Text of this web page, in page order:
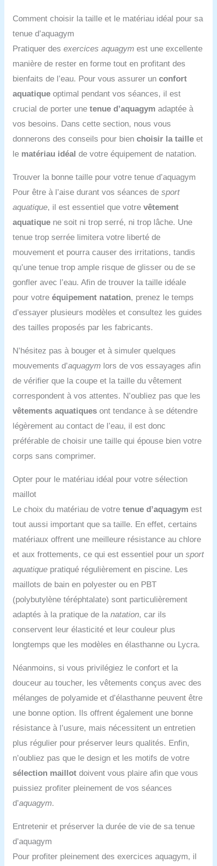
surf, la plongée avec
l'aquagym et bien plus
encore. Au quotidien ou
pour vos loisirs en plein
air, c'est le choix idéal
pour une protection
cadeau parfait pour la
Fête des Pères ou un
qui affirme votre
la silhouette en valeur —
idéal pour l’entraînement
et la compétition. Tenue
durable & entretien facile
: Garde sa forme et son
entraînements fréquents
— résistant à l’élasticité et
Entretien : lavage à la
main à l’eau froide
Comment choisir la taille et le matériau idéal pour sa
tenue d’aquagym
Pratiquer desexercices aquagym est une excellente
manière de rester en forme tout en profitant des
bienfaits de l’eau. Pour vous assurer unconfort
aquatique optimal pendant vos séances, il est
crucial de porter unetenue d’aquagym adaptée à
vos besoins. Dans cette section, nous vous
donnerons des conseils pour bienchoisir la taille et
le matériau idéal de votre équipement de natation.
Trouver la bonne taille pour votre tenue d’aquagym
Pour être à l’aise durant vos séances desport
aquatique, il est essentiel que votrevêtement
aquatique ne soit ni trop serré, ni trop lâche. Une
tenue trop serrée limitera votre liberté de
mouvement et pourra causer des irritations, tandis
qu’une tenue trop ample risque de glisser ou de se
gonfler avec l’eau. Afin de trouver la taille idéale
pour votreéquipement natation, prenez le temps
d’essayer plusieurs modèles et consultez les guides
des tailles proposés par les fabricants.
N’hésitez pas à bouger et à simuler quelques
mouvements d’aquagym lors de vos essayages afin
de vérifier que la coupe et la taille du vêtement
correspondent à vos attentes. N’oubliez pas que les
vêtements aquatiques ont tendance à se détendre
légèrement au contact de l’eau, il est donc
préférable de choisir une taille qui épouse bien votre
corps sans comprimer.
Opter pour le matériau idéal pour votre sélection
maillot
Le choix du matériau de votretenue d’aquagym est
tout aussi important que sa taille. En effet, certains
matériaux offrent une meilleure résistance au chlore
et aux frottements, ce qui est essentiel pour unsport
aquatique pratiqué régulièrement en piscine. Les
maillots de bain en polyester ou en PBT
(polybutylène téréphtalate) sont particulièrement
adaptés à la pratique de lanatation, car ils
conservent leur élasticité et leur couleur plus
longtemps que les modèles en élasthanne ou Lycra.
Néanmoins, si vous privilégiez le confort et la
douceur au toucher, les vêtements conçus avec des
mélanges de polyamide et d’élasthanne peuvent être
une bonne option. Ils offrent également une bonne
résistance à l’usure, mais nécessitent un entretien
plus régulier pour préserver leurs qualités. Enfin,
n’oubliez pas que le design et les motifs de votre
sélection maillot doivent vous plaire afin que vous
puissiez profiter pleinement de vos séances
d’aquagym.
Entretenir et préserver la durée de vie de sa tenue
d’aquagym
Pour profiter pleinement des exercices aquagym, il